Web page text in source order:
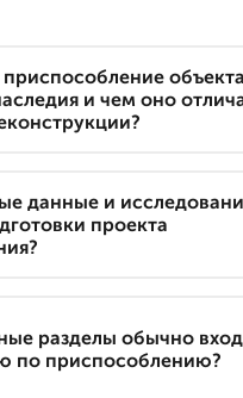
объекта
и чем оно
данные и
проекта
разделы обычно
по приспособлению?